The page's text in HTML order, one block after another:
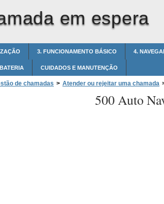
em espera
3. FUNCIONAMENTO BÁSICO 4.
CUIDADOS E MANUTENÇÃO
de chamadas > Atender ou rejeitar uma chamada
500 Auto